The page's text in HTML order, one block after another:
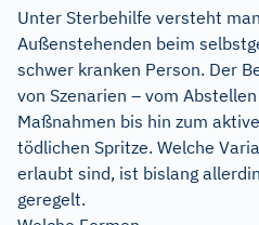
Unter Sterbehilfe versteht
Außenstehenden beim
schwer kranken Person. Der
von Szenarien – vom
Maßnahmen bis hin zum
tödlichen Spritze. Welche
erlaubt sind, ist bislang
geregelt.